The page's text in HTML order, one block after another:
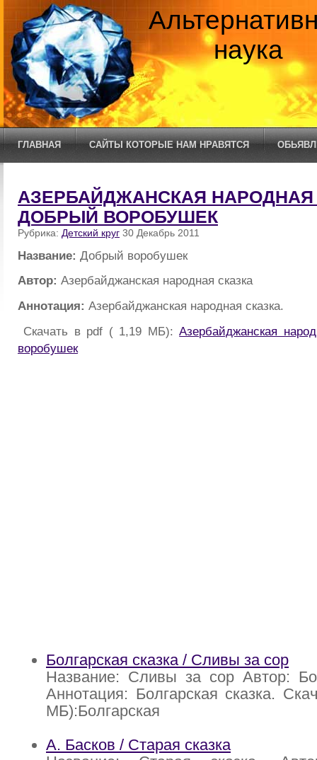
наука
ГЛАВНАЯ САЙТЫ КОТОРЫЕ НАМ НРАВЯТСЯ
АЗЕРБАЙДЖАНСКАЯ НАРОДНАЯ
ДОБРЫЙ ВОРОБУШЕК
Рубрика: Детский круг 30 Декабрь 2011
Название: Добрый воробушек
Автор: Азербайджанская народная сказка
Аннотация: Азербайджанская народная сказка.
Скачать в pdf ( 1,19 МБ):Азербайджанская
воробушек
Болгарская сказка / Сливы за сор
Название: Сливы за сор Автор:
Аннотация: Болгарская сказка.
МБ):Болгарская
А. Басков / Старая сказка